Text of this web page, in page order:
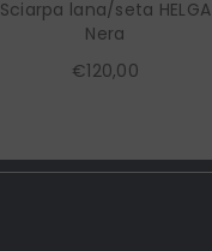
Sciarpa lana/seta HELGA
Nera
€120,00